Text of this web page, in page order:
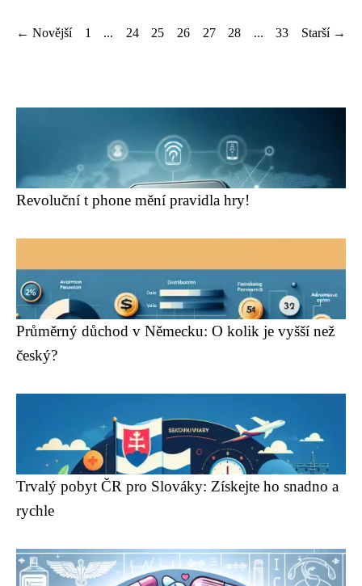
← Novější 1 ... 24 25 26 27 28 ... 33 Starší →
Revoluční t phone mění pravidla hry!
Průměrný důchod v Německu: O kolik je vyšší než
český?
Trvalý pobyt ČR pro Slováky: Získejte ho snadno a
rychle